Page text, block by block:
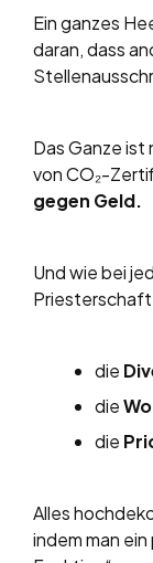
Ein ganzes
daran, dass
Das Ganze ist
von CO₂-
gegen Geld.
Und wie bei
die
die
die
Alles
indem man